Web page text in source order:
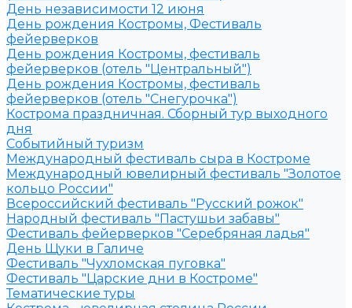
День независимости 12 июня
День рождения Костромы, Фестиваль
фейерверков
День рождения Костромы, фестиваль
фейерверков (отель "Центральный")
День рождения Костромы, фестиваль
фейерверков (отель "Снегурочка")
Кострома праздничная. Сборный тур выходного
дня
Событийный туризм
Международный фестиваль сыра в Костроме
Международный ювелирный фестиваль "Золотое
кольцо России"
Всероссийский фестиваль "Русский рожок"
Народный фестиваль "Пастушьи забавы"
Фестиваль фейерверков "Серебряная ладья"
День Щуки в Галиче
Фестиваль "Чухломская пуговка"
Фестиваль "Царские дни в Костроме"
Тематические туры